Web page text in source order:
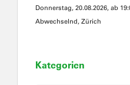
Donnerstag, 20.08.2026, ab
Abwechselnd, Zürich
Kategorien